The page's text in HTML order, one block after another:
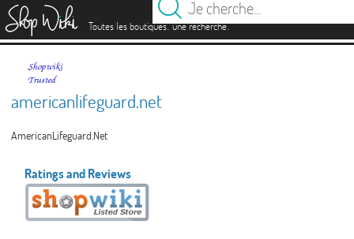
Toutes les boutiques.une recherche.
americanlifeguard.net
AmericanLifeguard.Net
Ratings and Reviews